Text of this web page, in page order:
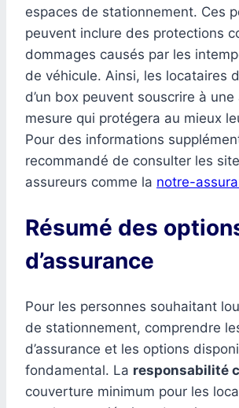
espaces de stationnement. Ces
peuvent inclure des protections
dommages causés par les
de véhicule. Ainsi, les locataires
d’un box peuvent souscrire à
mesure qui protégera au mieux
Pour des informations
recommandé de consulter les
assureurs comme la notre-
Résumé des
d’assurance
Pour les personnes souhaitant
de stationnement, comprendre
d’assurance et les options
fondamental. La responsabilité
couverture minimum pour les